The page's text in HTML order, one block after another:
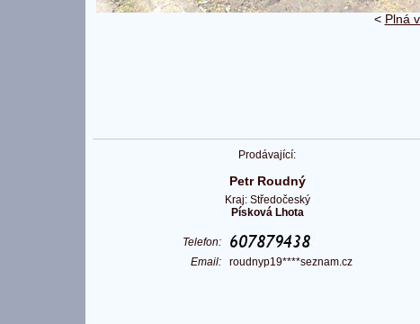
< Plná
Prodávající:
Petr Roudný
Kraj: Středočeský
Písková Lhota
Telefon:
Email: roudnyp19****seznam.cz